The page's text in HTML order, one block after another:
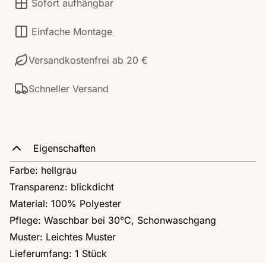
Sofort aufhängbar
Einfache Montage
Versandkostenfrei ab 20 €
Schneller Versand
Eigenschaften
Farbe: hellgrau
Transparenz: blickdicht
Material: 100% Polyester
Pflege: Waschbar bei 30°C, Schonwaschgang
Muster: Leichtes Muster
Lieferumfang: 1 Stück